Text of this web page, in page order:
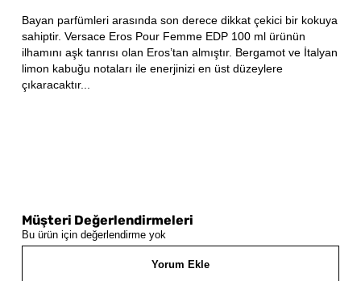
Bayan parfümleri arasında son derece dikkat çekici bir kokuya
sahiptir. Versace Eros Pour Femme EDP 100 ml ürünün
ilhamını aşk tanrısı olan Eros’tan almıştır. Bergamot ve İtalyan
limon kabuğu notaları ile enerjinizi en üst düzeylere
çıkaracaktır...
Müşteri Değerlendirmeleri
Bu ürün için değerlendirme yok
Yorum Ekle